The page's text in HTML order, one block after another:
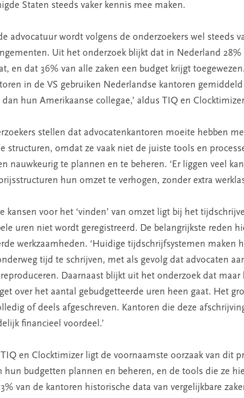
Staten steeds vaker kennis mee maken.
advocatuur wordt volgens de onderzoekers wel steeds
Uit het onderzoek blijkt dat in Nederland
en dat 36% van alle zaken een budget krijgt
in de VS gebruiken Nederlandse kantoren
dan hun Amerikaanse collegae,’ aldus TIQ en
stellen dat advocatenkantoren moeite hebben
structuren, omdat ze vaak niet de juiste tools en
nauwkeurig te plannen en te beheren. ‘Er liggen veel
hun omzet te verhogen, zonder extra
kansen voor het ‘vinden’ van omzet ligt bij het
uren niet wordt geregistreerd. De belangrijkste reden
werkzaamheden. ‘Huidige tijdschrijfsystemen maken
tijd te schrijven, met als gevolg dat advocaten
Daarnaast blijkt uit het onderzoek dat maar
over het aantal gebudgetteerde uren heen gaat. Het
of deels afgeschreven. Kantoren die deze
financieel voordeel.’
en Clocktimizer ligt de voornaamste oorzaak van dit
hun budgetten plannen en beheren, en de tools die ze
van de kantoren historische data van vergelijkbare